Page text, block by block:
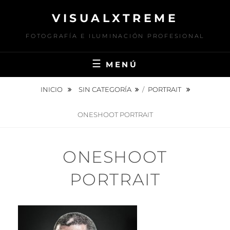
contenido
VISUALXTREME
FOTOGRAFÍA E ILUMINACIÓN PROFESIONAL
MENÚ
INICIO SIN CATEGORÍA / PORTRAIT
ONESHOOT PORTRAIT
ONESHOOT
PORTRAIT